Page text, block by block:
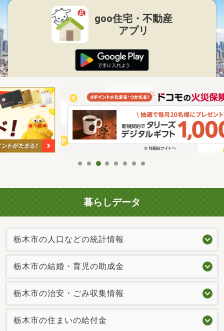
goo住宅・不動産
アプリ
暮らしデータ
栃木市の人口などの統計情報
栃木市の結婚・育児の助成金
栃木市の治安・ごみ収集情報
栃木市の住まいの給付金